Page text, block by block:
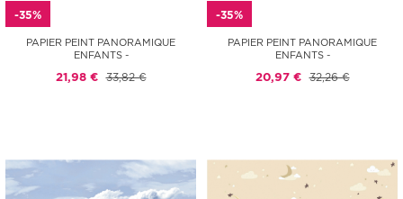
-35%
PAPIER PEINT PANORAMIQUE
ENFANTS -
21,98 € 33,82 €
-35%
PAPIER PEINT PANORAMIQUE
ENFANTS -
20,97 € 32,26 €